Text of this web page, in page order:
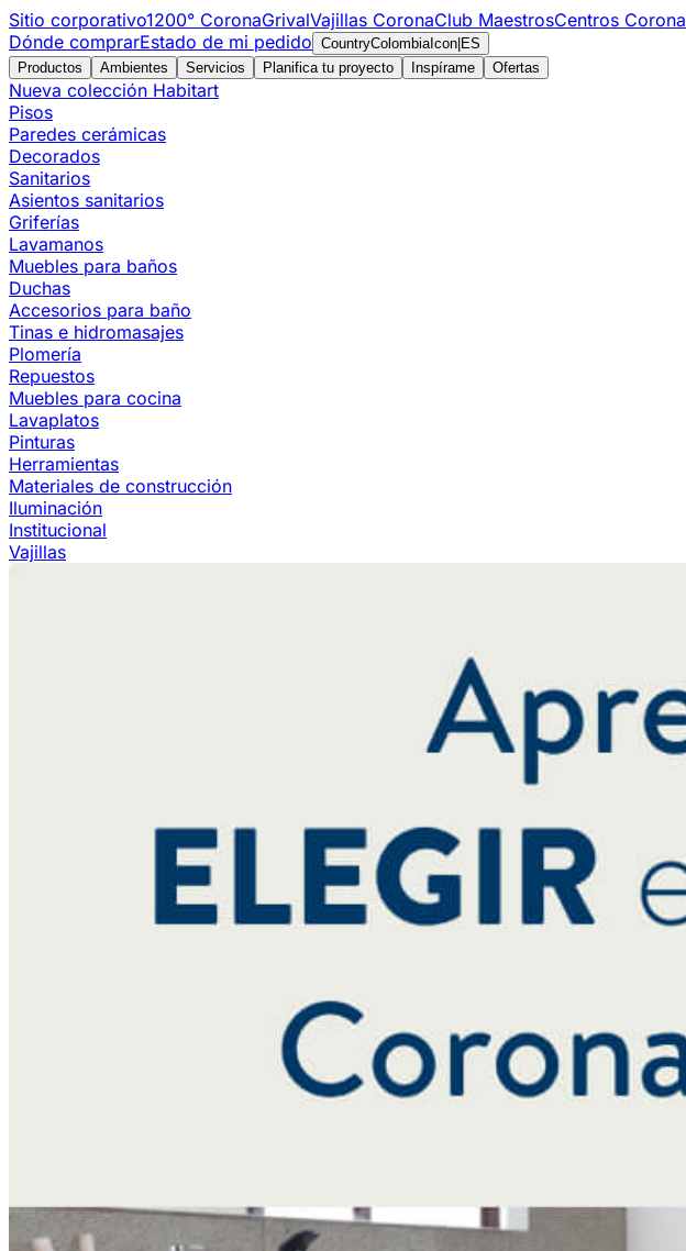
Sitio corporativo1200° CoronaGrivalVajillas CoronaClub MaestrosCentros Corona
Dónde comprarEstado de mi pedido CountryColombiaIcon ES
Productos
Ambientes Servicios Planifica tu proyecto Inspírame Ofertas
Nueva colección Habitart
Pisos
Paredes cerámicas
Decorados
Sanitarios
Asientos sanitarios
Griferías
Lavamanos
Muebles para baños
Duchas
Accesorios para baño
Tinas e hidromasajes
Plomería
Repuestos
Muebles para cocina
Lavaplatos
Pinturas
Herramientas
Materiales de construcción
Iluminación
Institucional
Vajillas